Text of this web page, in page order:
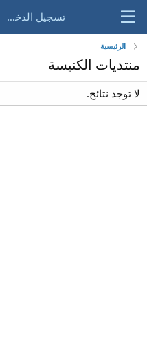
تسجيل الدخول
الرئيسية
منتديات الكنيسة
لا توجد نتائج.